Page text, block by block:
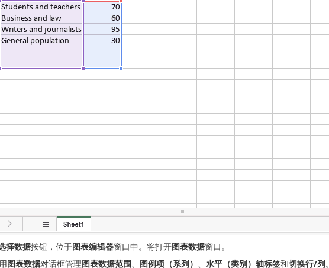
择数据按钮，位于图表编辑器窗口中。将打开图表数据窗口。
图表数据对话框管理图表数据范围、 图例项（系列） 、 水平（类别）轴标签和切换行/列。